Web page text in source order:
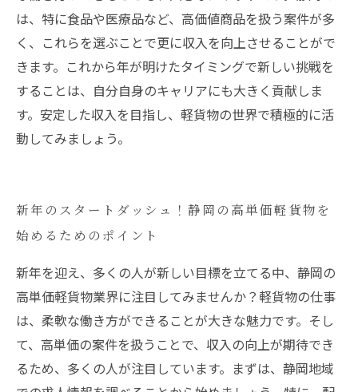
は、特に食品や医療品など、高価値商品を扱う案件が多
く、これらを選ぶことで更に収入を向上させることがで
きます。これから年が明けたタイミングで新しい挑戦を
することは、自分自身のキャリアにも大きく貢献しま
す。安定した収入を目指し、軽貨物の世界で積極的に活
動してみましょう。
新年のスタートダッシュ！静岡の高単価軽貨物を
始めるためのポイント
新年を迎え、多くの人が新しい目標を立てる中、静岡の
高単価軽貨物業界に注目してみませんか？軽貨物の仕事
は、柔軟な働き方ができることが大きな魅力です。そし
て、高単価の案件を扱うことで、収入の向上が期待でき
るため、多くの人が注目しています。まずは、静岡地域